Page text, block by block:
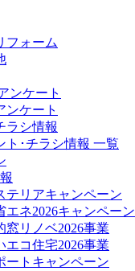
フォーム
ンケート
ンケート
ラシ情報
ト･チラシ情報 一覧
テリアキャンペーン
エネ2026キャンペーン
窓リノベ2026事業
エコ住宅2026事業
ートキャンペーン